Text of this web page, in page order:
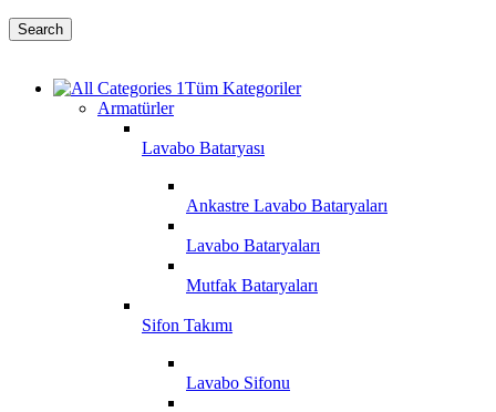
Search
Tüm Kategoriler
Armatürler
Lavabo Bataryası
Ankastre Lavabo Bataryaları
Lavabo Bataryaları
Mutfak Bataryaları
Sifon Takımı
Lavabo Sifonu